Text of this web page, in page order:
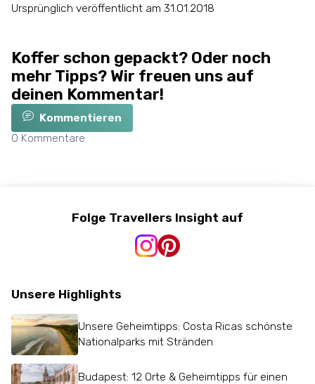
Ursprünglich veröffentlicht am 31.01.2018
Koffer schon gepackt? Oder noch
mehr Tipps? Wir freuen uns auf
deinen Kommentar!
Kommentieren
0 Kommentare
Folge Travellers Insight auf
Unsere Highlights
Unsere Geheimtipps: Costa Ricas schönste
Nationalparks mit Stränden
Budapest: 12 Orte & Geheimtipps für einen